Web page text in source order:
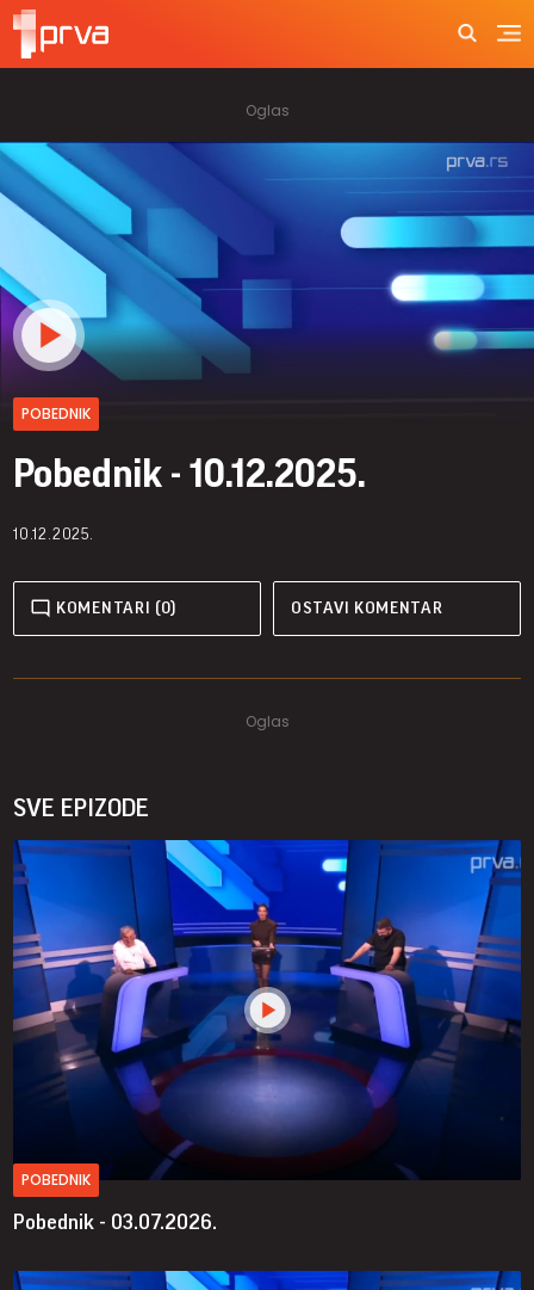
POBEDNIK
Pobednik - 10.12.2025.
10.12.2025.
KOMENTARI (0) OSTAVI KOMENTAR
SVE EPIZODE
POBEDNIK
Pobednik - 03.07.2026.